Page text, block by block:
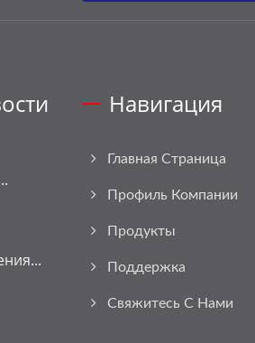
Навигация
Главная Страница
Профиль Компании
Продукты
Поддержка
Свяжитесь С Нами